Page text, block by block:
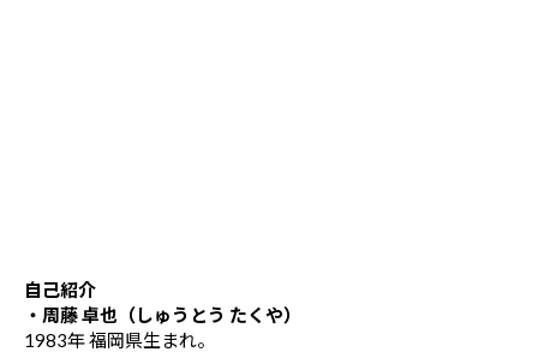
自己紹介
・周藤 卓也（しゅうとう たくや）
1983年 福岡県生まれ。